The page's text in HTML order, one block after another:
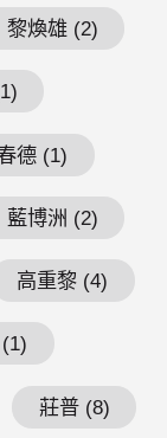
黎煥雄 (2)
德 (1)
藍博洲 (2)
高重黎 (4)
莊普 (8)